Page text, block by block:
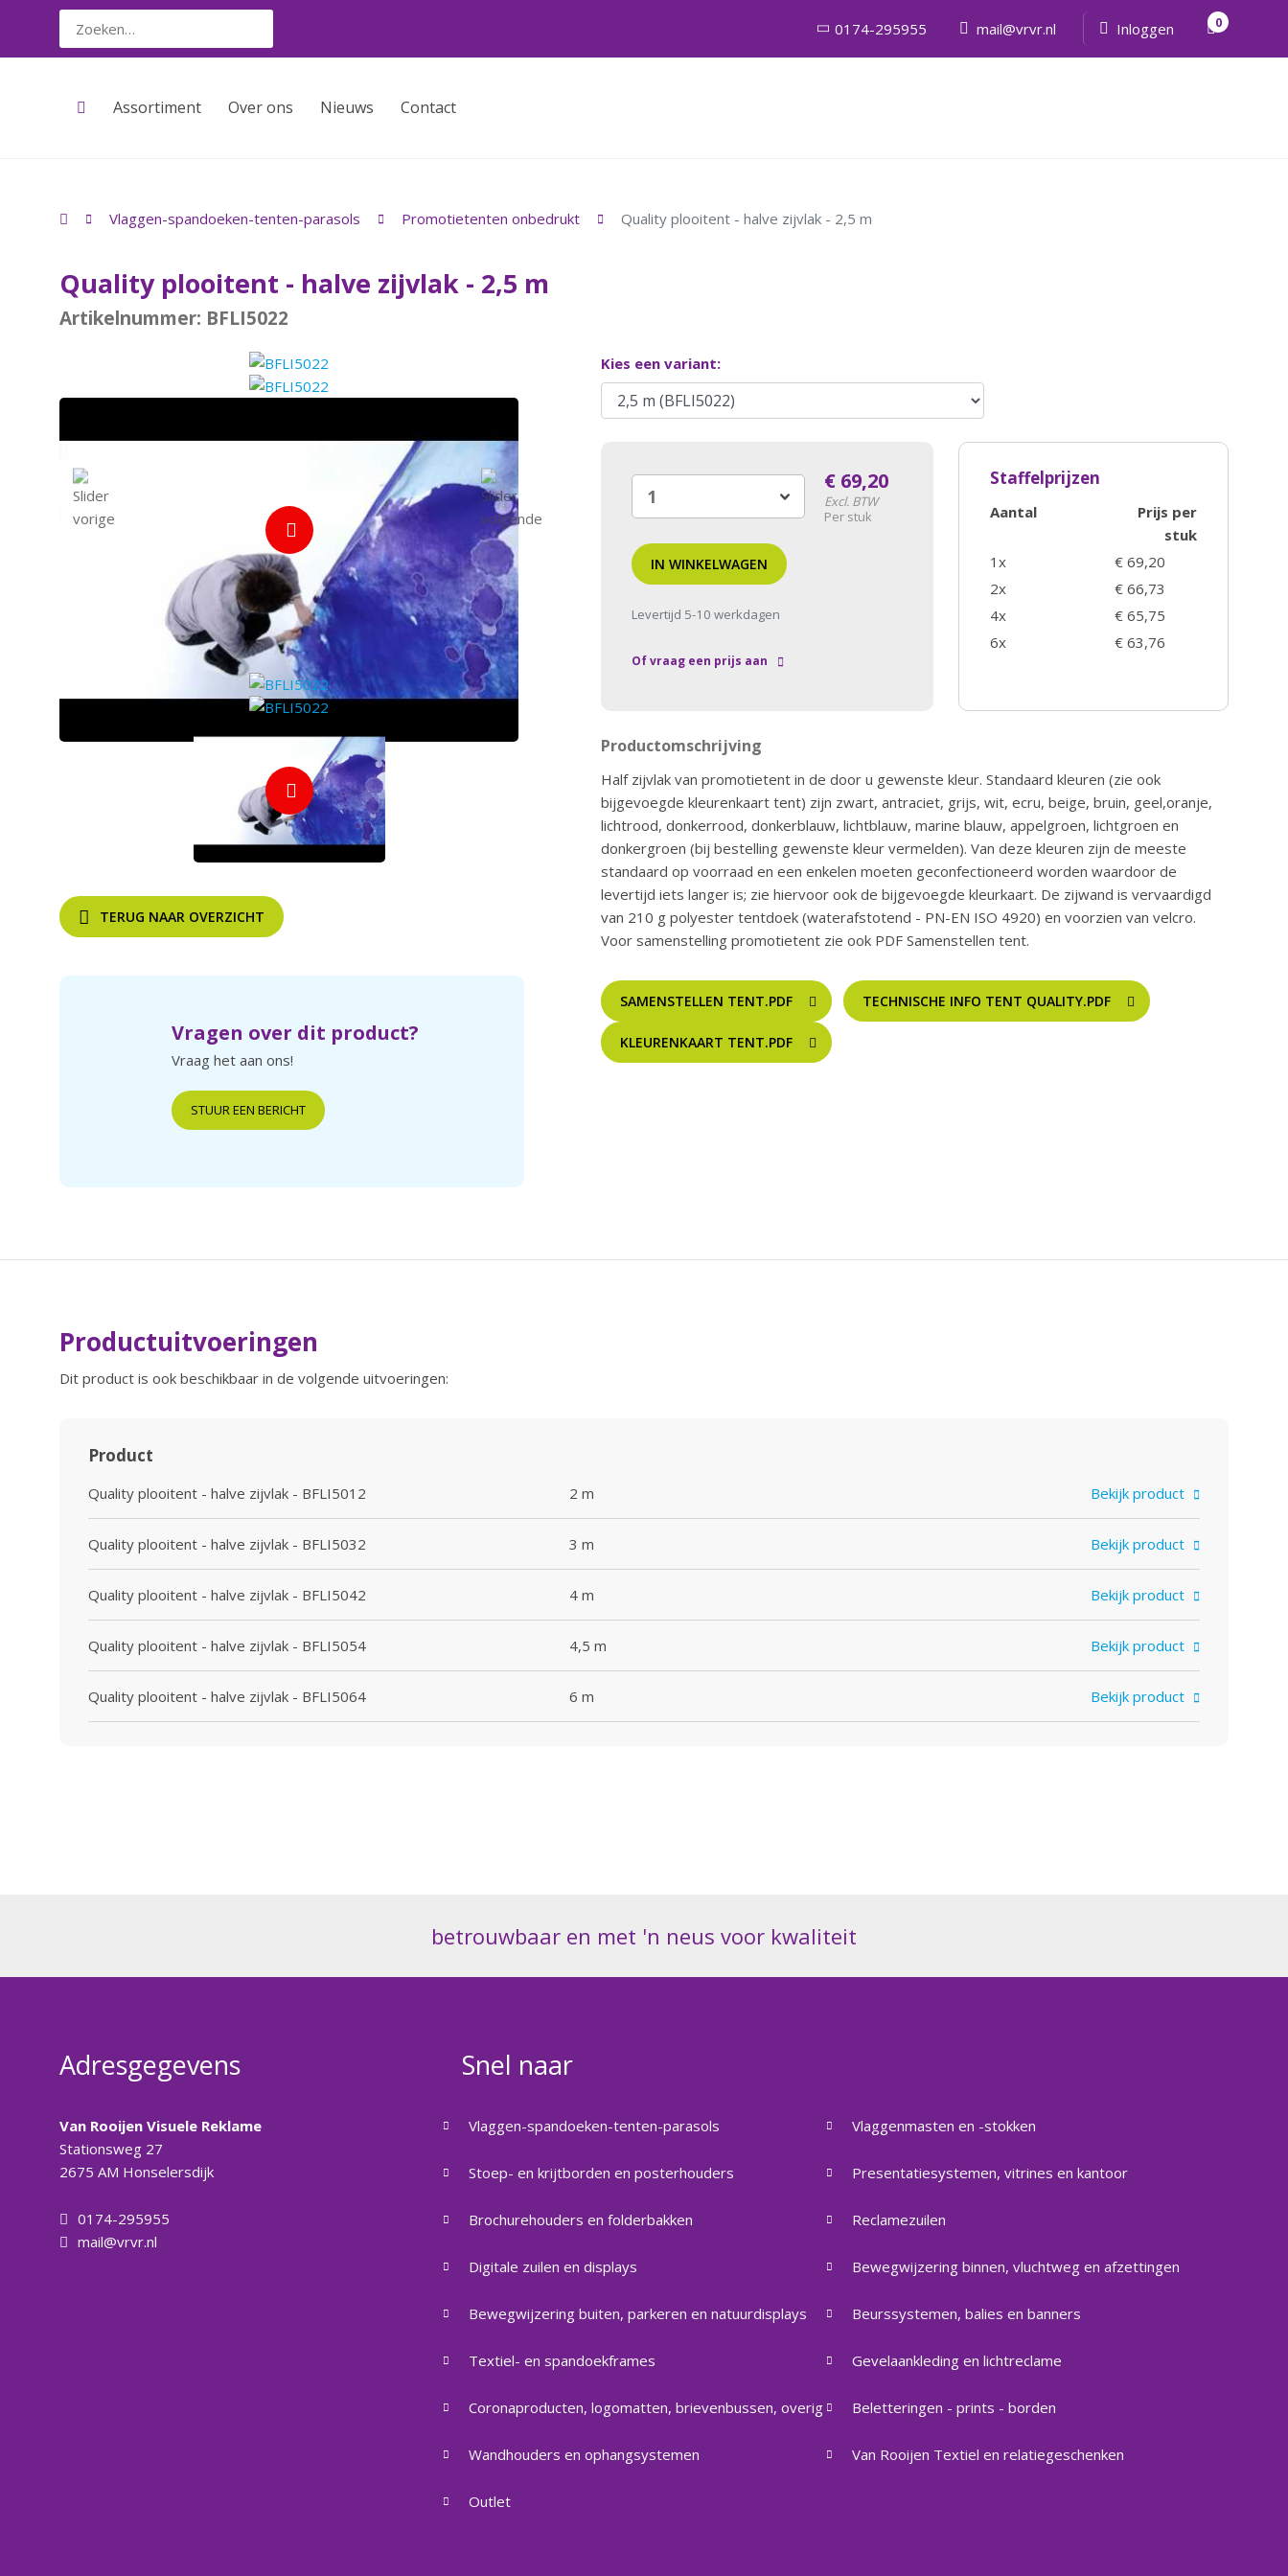
0174-295955 mail@vrvr.nl Inloggen 0
Assortiment Over ons Nieuws Contact
Vlaggen-spandoeken-tenten-parasols Promotietenten onbedrukt Quality plooitent - halve zijvlak - 2,5 m
Quality plooitent - halve zijvlak - 2,5 m
Artikelnummer: BFLI5022
TERUG NAAR OVERZICHT
Vragen over dit product?
Vraag het aan ons!
STUUR EEN BERICHT
Kies een variant:
€ 69,20
Excl. BTW
Per stuk
IN WINKELWAGEN
Levertijd 5-10 werkdagen
Of vraag een prijs aan
Staffelprijzen
Aantal
Prijs per
stuk
1x
€ 69,20
2x
€ 66,73
4x
€ 65,75
6x
€ 63,76
Productomschrijving
Half zijvlak van promotietent in de door u gewenste kleur. Standaard kleuren (zie ook
bijgevoegde kleurenkaart tent) zijn zwart, antraciet, grijs, wit, ecru, beige, bruin, geel,oranje,
lichtrood, donkerrood, donkerblauw, lichtblauw, marine blauw, appelgroen, lichtgroen en
donkergroen (bij bestelling gewenste kleur vermelden). Van deze kleuren zijn de meeste
standaard op voorraad en een enkelen moeten geconfectioneerd worden waardoor de
levertijd iets langer is; zie hiervoor ook de bijgevoegde kleurkaart. De zijwand is vervaardigd
van 210 g polyester tentdoek (waterafstotend - PN-EN ISO 4920) en voorzien van velcro.
Voor samenstelling promotietent zie ook PDF Samenstellen tent.
SAMENSTELLEN TENT.PDF TECHNISCHE INFO TENT QUALITY.PDF
KLEURENKAART TENT.PDF
Productuitvoeringen
Dit product is ook beschikbaar in de volgende uitvoeringen:
Product
Quality plooitent - halve zijvlak - BFLI5012 2 m Bekijk product
Quality plooitent - halve zijvlak - BFLI5032 3 m Bekijk product
Quality plooitent - halve zijvlak - BFLI5042 4 m Bekijk product
Quality plooitent - halve zijvlak - BFLI5054 4,5 m Bekijk product
Quality plooitent - halve zijvlak - BFLI5064 6 m Bekijk product
betrouwbaar en met 'n neus voor kwaliteit
Adresgegevens
Van Rooijen Visuele Reklame
Stationsweg 27
2675 AM Honselersdijk
0174-295955
mail@vrvr.nl
Snel naar
Vlaggen-spandoeken-tenten-parasols Vlaggenmasten en -stokken
Stoep- en krijtborden en posterhouders Presentatiesystemen, vitrines en kantoor
Brochurehouders en folderbakken Reclamezuilen
Digitale zuilen en displays Bewegwijzering binnen, vluchtweg en afzettingen
Bewegwijzering buiten, parkeren en natuurdisplays Beurssystemen, balies en banners
Textiel- en spandoekframes Gevelaankleding en lichtreclame
Coronaproducten, logomatten, brievenbussen, overig Beletteringen - prints - borden
Wandhouders en ophangsystemen Van Rooijen Textiel en relatiegeschenken
Outlet